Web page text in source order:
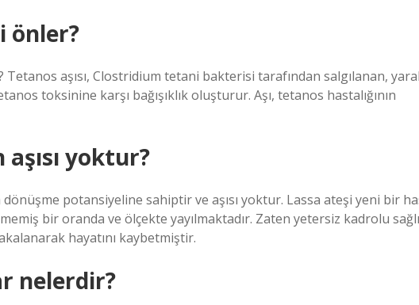
önler?
Tetanos aşısı, Clostridium tetani bakterisi tarafından salgılanan,
toksinine karşı bağışıklık oluşturur. Aşı, tetanos hastalığının
yoktur?
potansiyeline sahiptir ve aşısı yoktur. Lassa ateşi yeni bir
bir oranda ve ölçekte yayılmaktadır. Zaten yetersiz kadrolu
hayatını kaybetmiştir.
nelerdir?